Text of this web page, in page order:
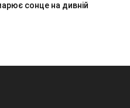
сонце на дивній